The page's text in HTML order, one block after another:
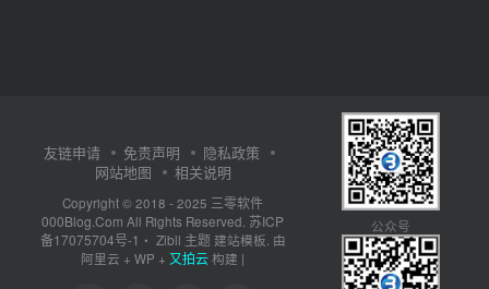
友链申请 免责声明
隐私政策
网站地图
相关说明
Copyright © 2018 - 2025 三零软件
000Blog.Com All Rights Reserved. 苏ICP
备17075704号-1 ・ Zibll 主题建站模板. 由
阿里云 + WP + 又拍云构建 |
公众号